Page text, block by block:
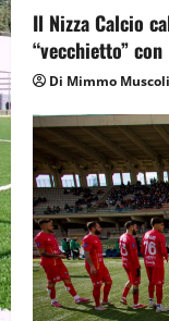
Il Nizza Calcio
“vecchietto”
Di Mimmo